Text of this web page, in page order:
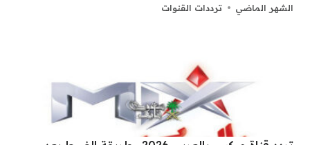
الشهر الماضي ترددات القنوات